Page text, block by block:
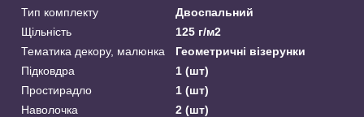
Тип комплекту
Двоспальний
Щільність
125 г/м2
Тематика декору, малюнка
Геометричні візерунки
Підковдра
1 (шт)
Простирадло
1 (шт)
Наволочка
2 (шт)